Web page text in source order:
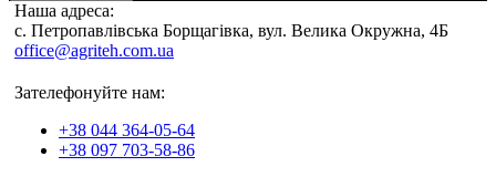
Наша адреса:
c. Петропавлівська Борщагівка, вул. Велика Окружна, 4Б
office@agriteh.com.ua
Зателефонуйте нам:
+38 044 364-05-64
+38 097 703-58-86